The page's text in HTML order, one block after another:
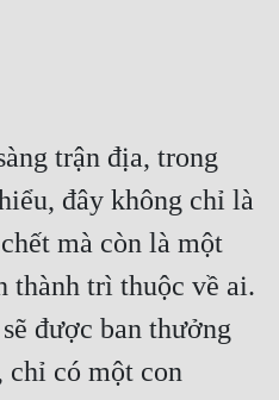
trận địa, trong
đây không chỉ là
mà còn là một
thành trì thuộc về ai.
được ban thưởng
chỉ có một con